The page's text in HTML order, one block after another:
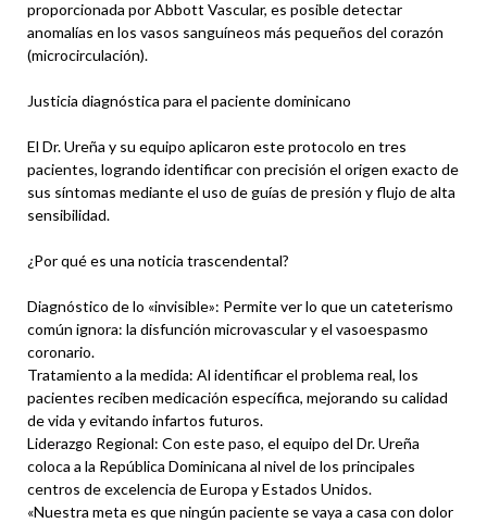
proporcionada por Abbott Vascular, es posible detectar
anomalías en los vasos sanguíneos más pequeños del corazón
(microcirculación).
Justicia diagnóstica para el paciente dominicano
El Dr. Ureña y su equipo aplicaron este protocolo en tres
pacientes, logrando identificar con precisión el origen exacto de
sus síntomas mediante el uso de guías de presión y flujo de alta
sensibilidad.
¿Por qué es una noticia trascendental?
Diagnóstico de lo «invisible»: Permite ver lo que un cateterismo
común ignora: la disfunción microvascular y el vasoespasmo
coronario.
Tratamiento a la medida: Al identificar el problema real, los
pacientes reciben medicación específica, mejorando su calidad
de vida y evitando infartos futuros.
Liderazgo Regional: Con este paso, el equipo del Dr. Ureña
coloca a la República Dominicana al nivel de los principales
centros de excelencia de Europa y Estados Unidos.
«Nuestra meta es que ningún paciente se vaya a casa con dolor